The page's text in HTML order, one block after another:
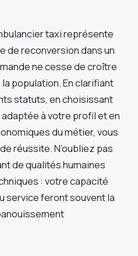
taxi représente
de reconversion dans un
ne cesse de croître
population. En clarifiant
statuts, en choisissant
à votre profil et en
du métier, vous
réussite. N’oubliez pas
de qualités humaines
: votre capacité
service feront souvent la